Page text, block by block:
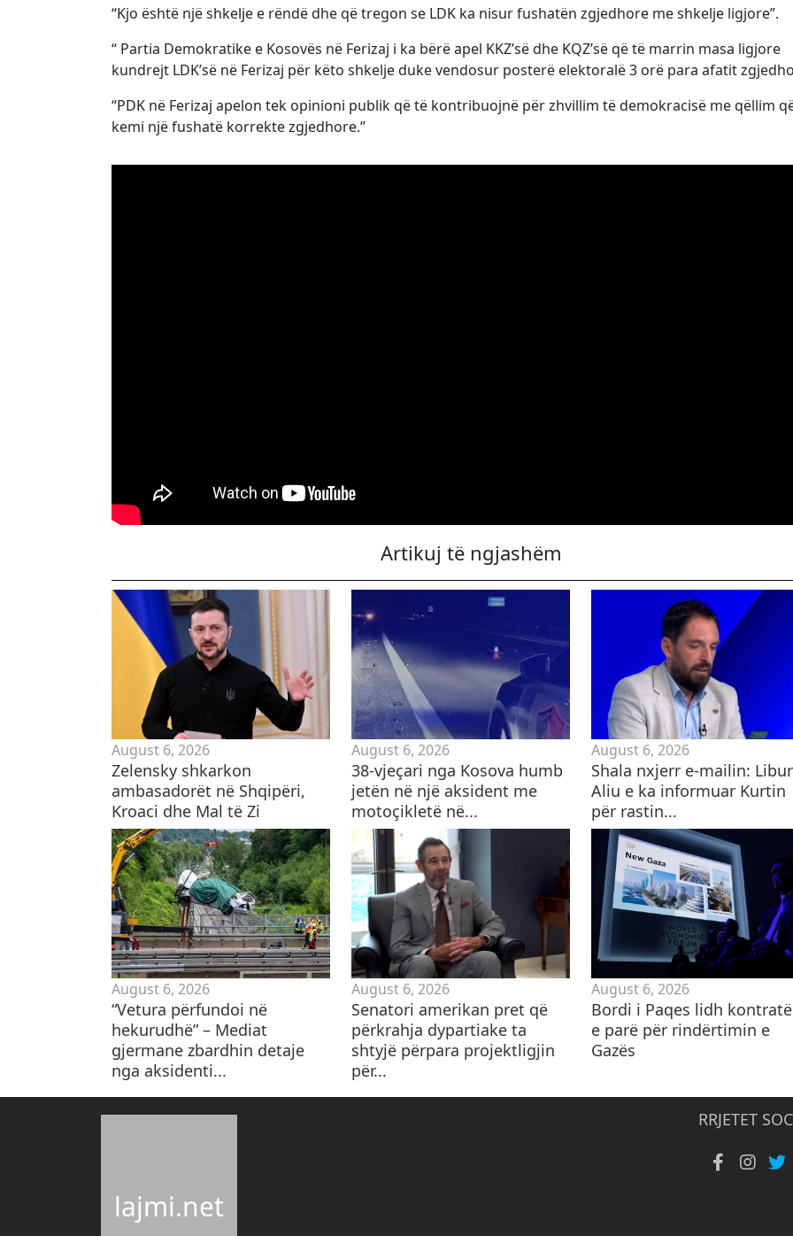
“Kjo është një shkelje e rëndë dhe që tregon se LDK ka nisur fushatën zgjedhore me shkelje ligjore”.
“ Partia Demokratike e Kosovës në Ferizaj i ka bërë apel KKZ’së dhe KQZ’së që të marrin masa ligjore
kundrejt LDK’së në Ferizaj për këto shkelje duke vendosur posterë elektoralë 3 orë para afatit
“PDK në Ferizaj apelon tek opinioni publik që të kontribuojnë për zhvillim të demokracisë me qëllim
kemi një fushatë korrekte zgjedhore.”
Artikuj të ngjashëm
August 6, 2026
Zelensky shkarkon
ambasadorët në Shqipëri,
Kroaci dhe Mal të Zi
August 6, 2026
38-vjeçari nga Kosova humb
jetën në një aksident me
motoçikletë në...
August 6, 2026
Shala nxjerr e-mailin:
Aliu e ka informuar Kurtin
për rastin...
August 6, 2026
“Vetura përfundoi në
hekurudhë” – Mediat
gjermane zbardhin detaje
nga aksidenti...
August 6, 2026
Senatori amerikan pret që
përkrahja dypartiake ta
shtyjë përpara projektligjin
për...
August 6, 2026
Bordi i Paqes lidh
e parë për rindërtimin e
Gazës
lajmi.net
RRJETET